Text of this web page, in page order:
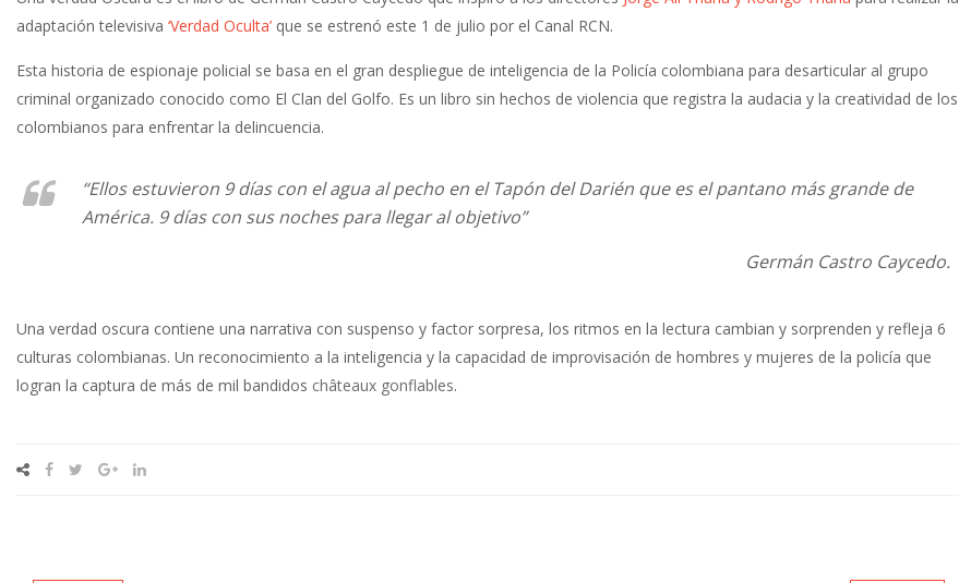
adaptación televisiva ‘Verdad Oculta’ que se estrenó este 1 de julio por el Canal RCN.
Esta historia de espionaje policial se basa en el gran despliegue de inteligencia de la Policía colombiana para desarticular al grupo
criminal organizado conocido como El Clan del Golfo. Es un libro sin hechos de violencia que registra la audacia y la creatividad de los
colombianos para enfrentar la delincuencia.
“Ellos estuvieron 9 días con el agua al pecho en el Tapón del Darién que es el pantano más grande de
América. 9 días con sus noches para llegar al objetivo”
Germán Castro Caycedo.
Una verdad oscura contiene una narrativa con suspenso y factor sorpresa, los ritmos en la lectura cambian y sorprenden y refleja 6
culturas colombianas. Un reconocimiento a la inteligencia y la capacidad de improvisación de hombres y mujeres de la policía que
logran la captura de más de mil bandidos châteaux gonflables.